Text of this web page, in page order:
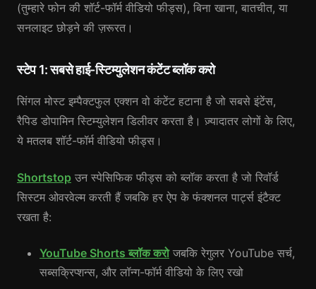
(तुम्हारे फोन की शॉर्ट-फॉर्म वीडियो फीड्स), बिना खाना, बातचीत, या
सनलाइट छोड़ने की ज़रूरत।
स्टेप 1: सबसे हाई-स्टिम्युलेशन कंटेंट ब्लॉक करो
सिंगल मोस्ट इम्पैक्टफुल एक्शन वो कंटेंट हटाना है जो सबसे इंटेंस,
रैपिड डोपामिन स्टिम्युलेशन डिलीवर करता है। ज़्यादातर लोगों के लिए,
ये मतलब शॉर्ट-फॉर्म वीडियो फीड्स।
Shortstop उन स्पेसिफिक फीड्स को ब्लॉक करता है जो रिवॉर्ड
सिस्टम ओवरवेल्म करती हैं जबकि हर ऐप के फंक्शनल पार्ट्स इंटैक्ट
रखता है:
YouTube Shorts ब्लॉक करोजबकि रेगुलर YouTube सर्च,
सब्सक्रिप्शन्स, और लॉन्ग-फॉर्म वीडियो के लिए रखो